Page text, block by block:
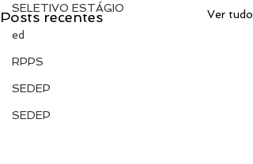
SELETIVO ESTÁGIO
ed
RPPS
SEDEP
SEDEP
Posts recentes Ver tudo